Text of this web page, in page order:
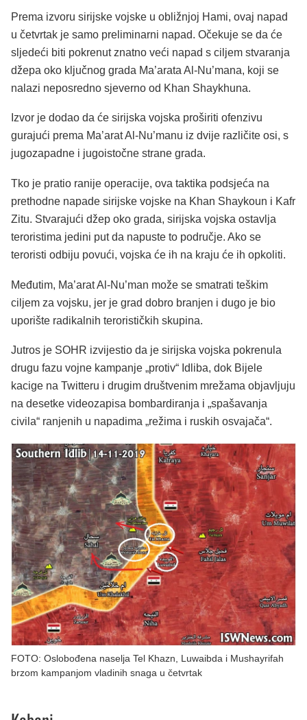
Prema izvoru sirijske vojske u obližnjoj Hami, ovaj napad
u četvrtak je samo preliminarni napad. Očekuje se da će
sljedeći biti pokrenut znatno veći napad s ciljem stvaranja
džepa oko ključnog grada Ma’arata Al-Nu’mana, koji se
nalazi neposredno sjeverno od Khan Shaykhuna.
Izvor je dodao da će sirijska vojska proširiti ofenzivu
gurajući prema Ma’arat Al-Nu’manu iz dvije različite osi, s
jugozapadne i jugoistočne strane grada.
Tko je pratio ranije operacije, ova taktika podsjeća na
prethodne napade sirijske vojske na Khan Shaykoun i Kafr
Zitu. Stvarajući džep oko grada, sirijska vojska ostavlja
teroristima jedini put da napuste to područje. Ako se
teroristi odbiju povući, vojska će ih na kraju će ih opkoliti.
Međutim, Ma’arat Al-Nu’man može se smatrati teškim
ciljem za vojsku, jer je grad dobro branjen i dugo je bio
uporište radikalnih terorističkih skupina.
Jutros je SOHR izvijestio da je sirijska vojska pokrenula
drugu fazu vojne kampanje „protiv“ Idliba, dok Bijele
kacige na Twitteru i drugim društvenim mrežama objavljuju
na desetke videozapisa bombardiranja i „spašavanja
civila“ ranjenih u napadima „režima i ruskih osvajača“.
FOTO: Oslobođena naselja Tel Khazn, Luwaibda i Mushayrifah
brzom kampanjom vladinih snaga u četvrtak